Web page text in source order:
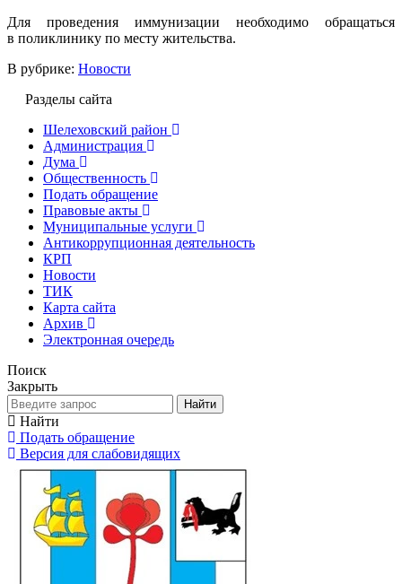
Для проведения иммунизации необходимо обращаться
в поликлинику по месту жительства.
В рубрике: Новости
Разделы сайта
Шелеховский район
Администрация
Дума
Общественность
Подать обращение
Правовые акты
Муниципальные услуги
Антикоррупционная деятельность
КРП
Новости
ТИК
Карта сайта
Архив
Электронная очередь
Поиск
Закрыть
Найти
Найти
Подать обращение
Версия для слабовидящих